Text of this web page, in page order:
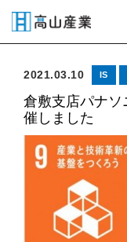
2021.03.10 IS
倉敷支店パナソ
催しました